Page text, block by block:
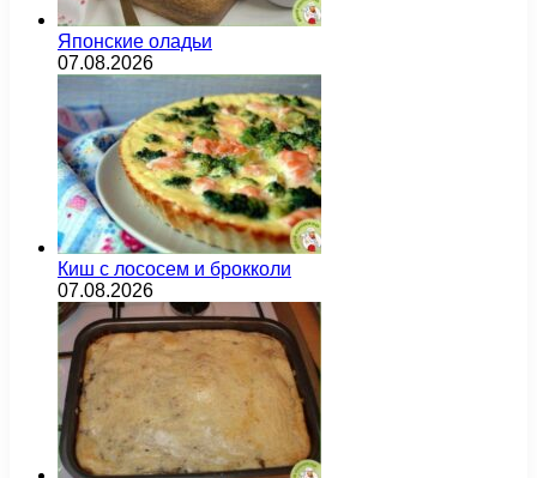
Японские оладьи
07.08.2026
Киш с лососем и брокколи
07.08.2026